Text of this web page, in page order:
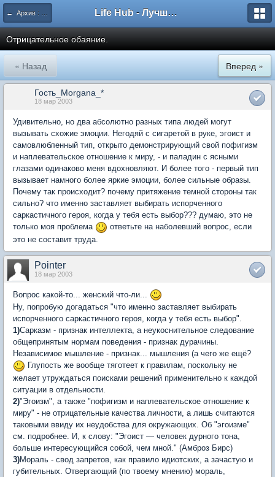
← Архив : Кольцо Времени Life Hub - Лучшие компьютерные игры мира
Отрицательное обаяние.
« Назад Вперед »
Гость_Morgana_*
18 мар 2003
Удивительно, но два абсолютно разных типа людей могут
вызывать схожие эмоции. Негодяй с сигаретой в руке, эгоист и
самовлюбленный тип, открыто демонстрирующий свой пофигизм
и наплевательское отношение к миру, - и паладин с ясными
глазами одинаково меня вдохновляют. И более того - первый тип
вызывает намного более яркие эмоции, более сильные образы.
Почему так происходит? почему притяжение темной стороны так
сильно? что именно заставляет выбирать испорченного
саркастичного героя, когда у тебя есть выбор??? думаю, это не
только моя проблема
ответьте на наболевший вопрос, если
это не составит труда.
Pointer
18 мар 2003
Вопрос какой-то... женский что-ли...
Ну, попробую догадаться "что именно заставляет выбирать
испорченного саркастичного героя, когда у тебя есть выбор".
1)Сарказм - признак интеллекта, а неукоснительное следование
общепринятым нормам поведения - признак дурачины.
Независимое мышление - признак... мышления (а чего же ещё?
Глупость же вообще тяготеет к правилам, поскольку не
желает утруждаться поисками решений применительно к каждой
ситуации в отдельности.
2)"Эгоизм", а также "пофигизм и наплевательское отношение к
миру" - не отрицательные качества личности, а лишь считаются
таковыми ввиду их неудобства для окружающих. Об "эгоизме"
см. подробнее. И, к слову: "Эгоист — человек дурного тона,
больше интересующийся собой, чем мной." (Амброз Бирс)
3)Мораль - свод запретов, как правило идиотских, а зачастую и
губительных. Отвергающий (по твоему мнению) мораль,